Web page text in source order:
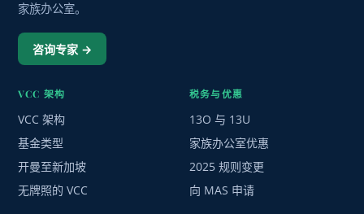
家族办公室。
咨询专家 →
VCC 架构
VCC 架构
基金类型
开曼至新加坡
无牌照的 VCC
税务与优惠
13O 与 13U
家族办公室优惠
2025 规则变更
向 MAS 申请